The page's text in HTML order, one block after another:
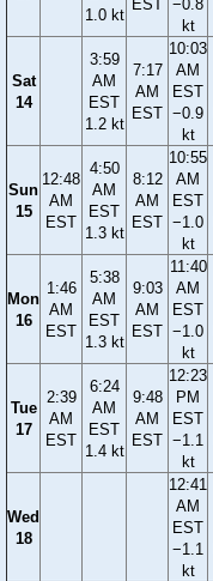
1.0 kt
EST −0.8
kt
Sat
14
3:59
AM
EST
1.2 kt
7:17
AM
EST
10:03
AM
EST
−0.9
kt
Sun
15
12:48
AM
EST
4:50
AM
EST
1.3 kt
8:12
AM
EST
10:55
AM
EST
−1.0
kt
Mon
16
1:46
AM
EST
5:38
AM
EST
1.3 kt
9:03
AM
EST
11:40
AM
EST
−1.0
kt
Tue
17
2:39
AM
EST
6:24
AM
EST
1.4 kt
9:48
AM
EST
12:23
PM
EST
−1.1
kt
Wed
18
12:41
AM
EST
−1.1
kt